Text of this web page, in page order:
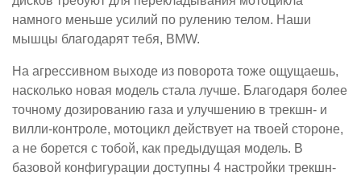
намного меньше усилий по рулению телом. Наши
мышцы благодарят тебя, BMW.
На агрессивном выходе из поворота тоже ощущаешь,
насколько новая модель стала лучше. Благодаря более
точному дозированию газа и улучшению в трекшн- и
вилли-контроле, мотоцикл действует на твоей стороне,
а не борется с тобой, как предыдущая модель. В
базовой конфигурации доступны 4 настройки трекшн-